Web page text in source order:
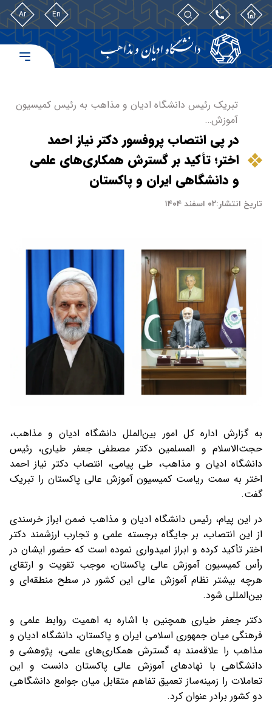
En
Ar
تبریک رئیس دانشگاه ادیان و مذاهب به رئیس کمیسیون
آموزش…
در پی انتصاب پروفسور دکتر نیاز احمد
اختر؛ تأکید بر گسترش همکاری‌های علمی
و دانشگاهی ایران و پاکستان
تاریخ انتشار:۰۲ اسفند ۱۴۰۴
به گزارش اداره کل امور بین‌الملل دانشگاه ادیان و مذاهب،
حجت‌الاسلام و المسلمین دکتر مصطفی جعفر طیاری، رئیس
دانشگاه ادیان و مذاهب، طی پیامی، انتصاب دکتر نیاز احمد
اختر به سمت ریاست کمیسیون آموزش عالی پاکستان را تبریک
گفت.
در این پیام، رئیس دانشگاه ادیان و مذاهب ضمن ابراز خرسندی
از این انتصاب، بر جایگاه برجسته علمی و تجارب ارزشمند دکتر
اختر تأکید کرده و ابراز امیدواری نموده است که حضور ایشان در
رأس کمیسیون آموزش عالی پاکستان، موجب تقویت و ارتقای
هرچه بیشتر نظام آموزش عالی این کشور در سطح منطقه‌ای و
بین‌المللی شود.
دکتر جعفر طیاری همچنین با اشاره به اهمیت روابط علمی و
فرهنگی میان جمهوری اسلامی ایران و پاکستان، دانشگاه ادیان و
مذاهب را علاقه‌مند به گسترش همکاری‌های علمی، پژوهشی و
دانشگاهی با نهادهای آموزش عالی پاکستان دانست و این
تعاملات را زمینه‌ساز تعمیق تفاهم متقابل میان جوامع دانشگاهی
دو کشور برادر عنوان کرد.